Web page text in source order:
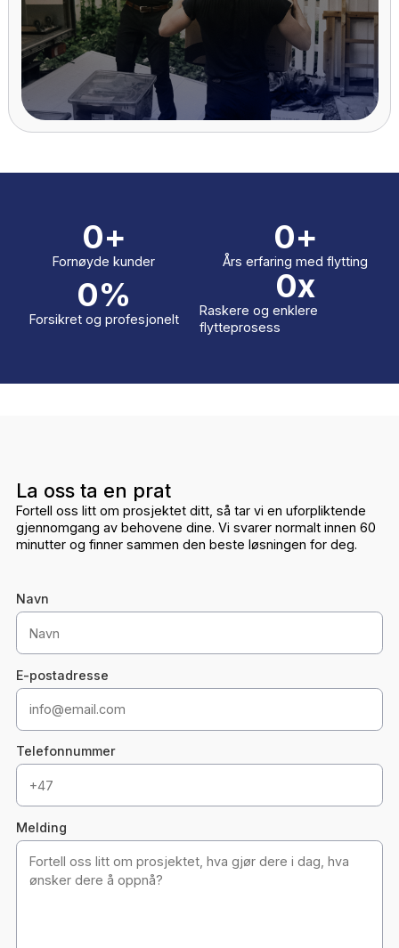
4,9 på Google
1000+ fornøyde kunder
Fullt forsikret
0+ 0+
La oss ta en prat
Fortell oss litt om prosjektet ditt, så tar vi en
gjennomgang av behovene dine. Vi svarer normalt
minutter og finner sammen den beste løsningen for deg.
Navn
E-postadresse